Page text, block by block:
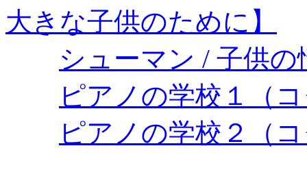
大きな子供のために】
シューマン / 子供の
ピアノの学校１（
ピアノの学校２（